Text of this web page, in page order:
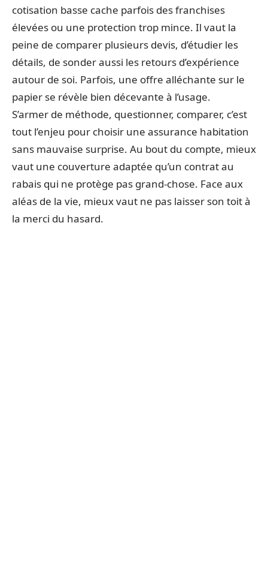
cotisation basse cache parfois des franchises
élevées ou une protection trop mince. Il vaut la
peine de comparer plusieurs devis, d’étudier les
détails, de sonder aussi les retours d’expérience
autour de soi. Parfois, une offre alléchante sur le
papier se révèle bien décevante à l’usage.
S’armer de méthode, questionner, comparer, c’est
tout l’enjeu pour choisir une assurance habitation
sans mauvaise surprise. Au bout du compte, mieux
vaut une couverture adaptée qu’un contrat au
rabais qui ne protège pas grand-chose. Face aux
aléas de la vie, mieux vaut ne pas laisser son toit à
la merci du hasard.